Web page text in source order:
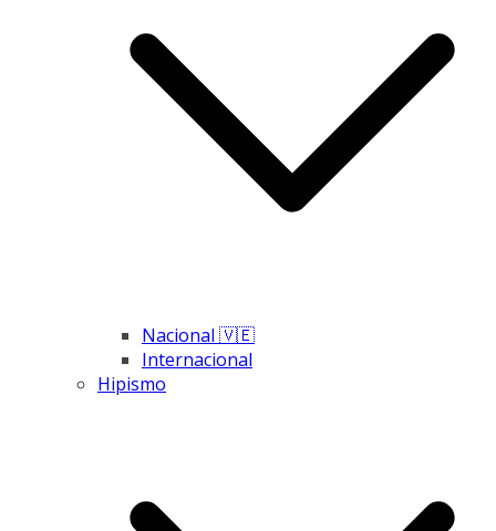
Nacional 🇻🇪
Internacional
Hipismo